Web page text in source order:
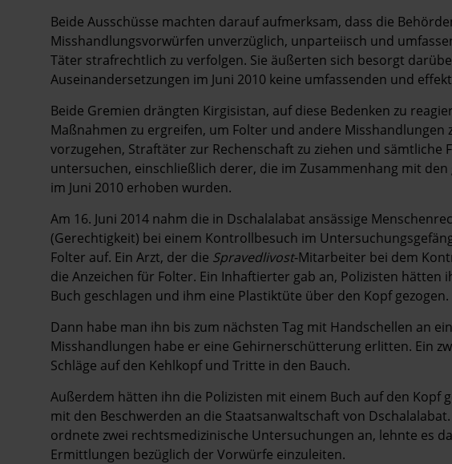
Beide Ausschüsse machten darauf aufmerksam, dass die
Misshandlungsvorwürfen unverzüglich, unparteiisch und
Täter strafrechtlich zu verfolgen. Sie äußerten sich besorgt
Auseinandersetzungen im Juni 2010 keine umfassenden und
Beide Gremien drängten Kirgisistan, auf diese Bedenken zu
Maßnahmen zu ergreifen, um Folter und andere Misshandlungen
vorzugehen, Straftäter zur Rechenschaft zu ziehen und sämtliche
untersuchen, einschließlich derer, die im Zusammenhang mit
im Juni 2010 erhoben wurden.
Am 16. Juni 2014 nahm die in Dschalalabat ansässige
(Gerechtigkeit) bei einem Kontrollbesuch im
Folter auf. Ein Arzt, der die Spravedlivost-Mitarbeiter bei dem
die Anzeichen für Folter. Ein Inhaftierter gab an, Polizisten hätten
Buch geschlagen und ihm eine Plastiktüte über den Kopf gezogen.
Dann habe man ihn bis zum nächsten Tag mit Handschellen an
Misshandlungen habe er eine Gehirnerschütterung erlitten. Ein
Schläge auf den Kehlkopf und Tritte in den Bauch.
Außerdem hätten ihn die Polizisten mit einem Buch auf den Kopf
mit den Beschwerden an die Staatsanwaltschaft von
ordnete zwei rechtsmedizinische Untersuchungen an, lehnte es
Ermittlungen bezüglich der Vorwürfe einzuleiten.